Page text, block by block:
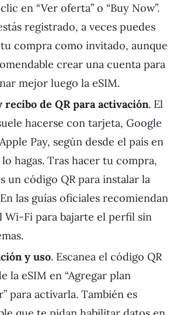
en “Ver oferta” o “Buy Now”.
registrado, a veces puedes
compra como invitado, aunque
crear una cuenta para
mejor luego la eSIM.
recibo de QR para activación. El
hacerse con tarjeta, Google
Pay, según desde el país en
hagas. Tras hacer tu compra,
un código QR para instalar la
las guías oficiales recomiendan
Wi-Fi para bajarte el perfil sin
y uso. Escanea el código QR
la eSIM en “Agregar plan
para activarla. También es